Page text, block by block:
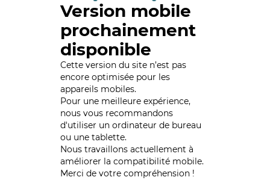
Version mobile
prochainement
disponible
Cette version du site n’est pas
encore optimisée pour les
appareils mobiles.
Pour une meilleure expérience,
nous vous recommandons
d'utiliser un ordinateur de bureau
ou une tablette.
Nous travaillons actuellement à
améliorer la compatibilité mobile.
Merci de votre compréhension !